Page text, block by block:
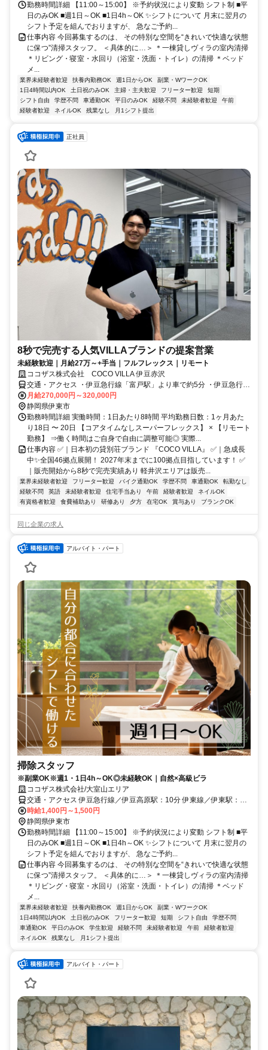
勤務時間詳細 【11:00～15:00】 ※予約状況により変動 シフト制 ■平
日のみOK ■週1日～OK ■1日4h～OK ✨シフトについて 月末に翌月の
シフト予定を組んでおりますが、 急なご予約...
仕事内容 今回募集するのは、 その特別な空間を“きれいで快適な状態
に保つ”清掃スタッフ。 ＜具体的に…＞ ＊一棟貸しヴィラの室内清掃
＊リビング・寝室・水回り（浴室・洗面・トイレ）の清掃 ＊ベッド
メ...
業界未経験者歓迎 扶養内勤務OK 週1日からOK
副業・WワークOK
1日4時間以内OK
土日祝のみOK 主婦・主夫歓迎 フリーター歓迎
短期
シフト自由
学歴不問 車通勤OK 平日のみOK 経験不問 未経験者歓迎
午前
経験者歓迎
ネイルOK 残業なし 月1シフト提出
正社員
8秒で完売する人気VILLAブランドの提案営業
未経験歓迎｜月給27万～+手当｜フルフレックス｜リモート
ココザス株式会社 COCO VILLA 伊豆赤沢
交通・アクセス ・伊豆急行線「富戸駅」より車で約5分 ・伊豆急行線
「城ヶ崎海岸駅」より車で約7分
月給270,000円～320,000円
静岡県伊東市
勤務時間詳細 実働時間：1日あたり8時間 平均勤務日数：1ヶ月あた
り18日 〜 20日 【コアタイムなしスーパーフレックス】 × 【リモート
勤務】 ⇒働く時間はご⾃⾝で⾃由に調整可能◎ 実際...
仕事内容 ✅｜日本初の貸別荘ブランド 『COCO VILLA』 ✅｜急成⻑
中✨全国46拠点展開！ 2027年末までに100拠点⽬指しています！ ✅
｜販売開始から8秒で完売実績あり 軽井沢エリアは販売...
業界未経験者歓迎 フリーター歓迎 バイク通勤OK 学歴不問 車通勤OK
転勤なし
経験不問
英語 未経験者歓迎 住宅手当あり 午前 経験者歓迎
ネイルOK
有資格者歓迎
食費補助あり 研修あり 夕方 在宅OK 賞与あり ブランクOK
同じ企業の求人
アルバイト・パート
掃除スタッフ
※副業OK※週1・1日4h～OK◎未経験OK｜自然×高級ビラ
ココザス株式会社/大室山エリア
交通・アクセス 伊豆急行線／伊豆高原駅：10分 伊東線／伊東駅：25
分 シャボテン公園から徒歩3分
時給1,400円～1,500円
静岡県伊東市
勤務時間詳細 【11:00～15:00】 ※予約状況により変動 シフト制 ■平
日のみOK ■週1日～OK ■1日4h～OK ✨シフトについて 月末に翌月の
シフト予定を組んでおりますが、 急なご予約...
仕事内容 今回募集するのは、 その特別な空間を“きれいで快適な状態
に保つ”清掃スタッフ。 ＜具体的に…＞ ＊一棟貸しヴィラの室内清掃
＊リビング・寝室・水回り（浴室・洗面・トイレ）の清掃 ＊ベッド
メ...
業界未経験者歓迎 扶養内勤務OK 週1日からOK
副業・WワークOK
1日4時間以内OK
土日祝のみOK フリーター歓迎 短期 シフト自由
学歴不問
車通勤OK
平日のみOK 学生歓迎 経験不問 未経験者歓迎 午前
経験者歓迎
ネイルOK
残業なし 月1シフト提出
アルバイト・パート